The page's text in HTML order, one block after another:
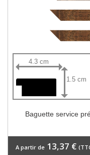
4.3 cm
1.5 cm
Baguette service
A partir de 13,37 €